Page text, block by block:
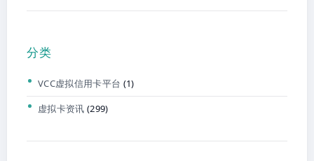
分类
VCC虚拟信用卡平台 (1)
虚拟卡资讯 (299)